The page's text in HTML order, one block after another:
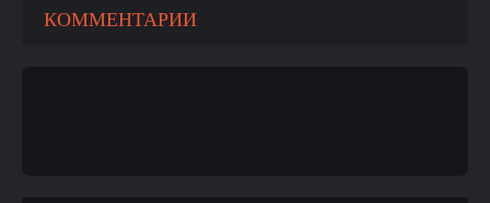
КОММЕНТАРИИ